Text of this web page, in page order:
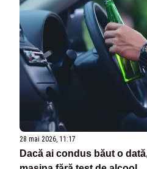
28 mai 2026, 11:17
Dacă ai condus băut o